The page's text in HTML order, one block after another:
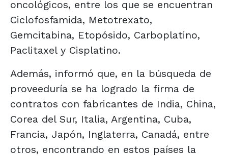
oncológicos, entre los que se encuentran
Ciclofosfamida, Metotrexato,
Gemcitabina, Etopósido, Carboplatino,
Paclitaxel y Cisplatino.
Además, informó que, en la búsqueda de
proveeduría se ha logrado la firma de
contratos con fabricantes de India, China,
Corea del Sur, Italia, Argentina, Cuba,
Francia, Japón, Inglaterra, Canadá, entre
otros, encontrando en estos países la